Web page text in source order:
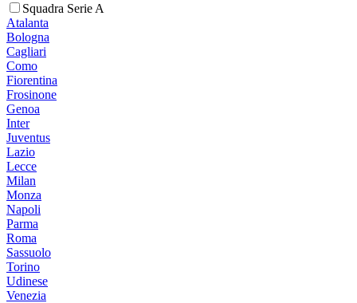
Squadra Serie A
Atalanta
Bologna
Cagliari
Como
Fiorentina
Frosinone
Genoa
Inter
Juventus
Lazio
Lecce
Milan
Monza
Napoli
Parma
Roma
Sassuolo
Torino
Udinese
Venezia